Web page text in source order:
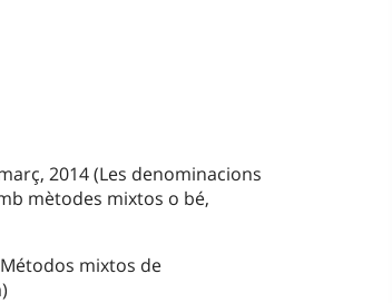
2014 (Les denominacions
mètodes mixtos o bé,
mixtos de